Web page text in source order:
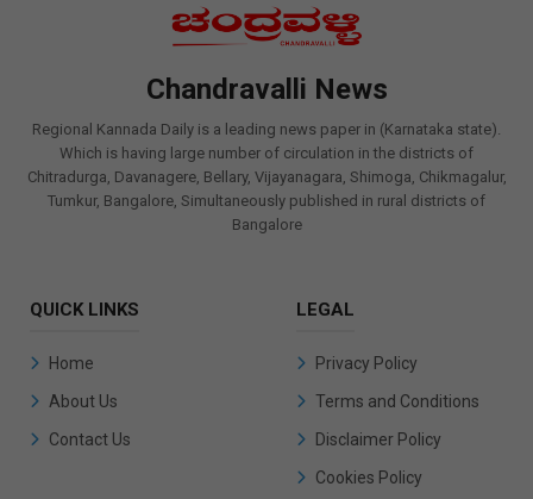
Chandravalli News
Regional Kannada Daily is a leading news paper in (Karnataka state).
Which is having large number of circulation in the districts of
Chitradurga, Davanagere, Bellary, Vijayanagara, Shimoga, Chikmagalur,
Tumkur, Bangalore, Simultaneously published in rural districts of
Bangalore
QUICK LINKS
Home
About Us
Contact Us
LEGAL
Privacy Policy
Terms and Conditions
Disclaimer Policy
Cookies Policy